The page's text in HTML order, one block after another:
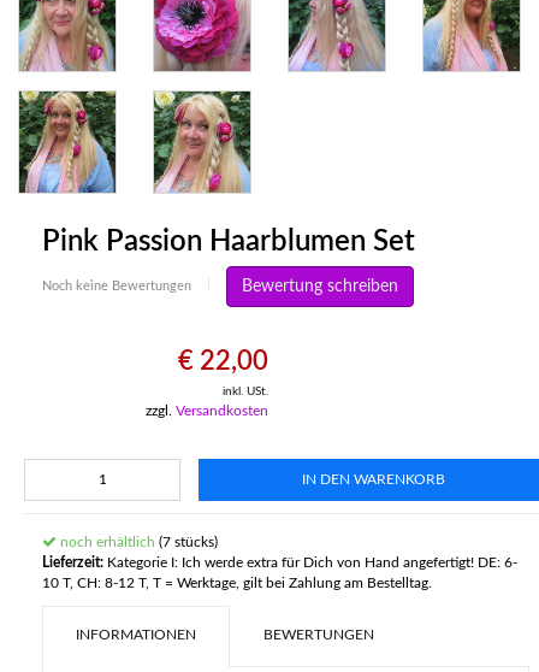
Pink Passion Haarblumen Set
Noch keine Bewertungen Bewertung schreiben
€ 22,00
inkl. USt.
zzgl. Versandkosten
IN DEN WARENKORB
noch erhältlich (7 stücks)
Lieferzeit: Kategorie I: Ich werde extra für Dich von Hand angefertigt! DE: 6-
10 T, CH: 8-12 T, T = Werktage, gilt bei Zahlung am Bestelltag.
INFORMATIONEN BEWERTUNGEN